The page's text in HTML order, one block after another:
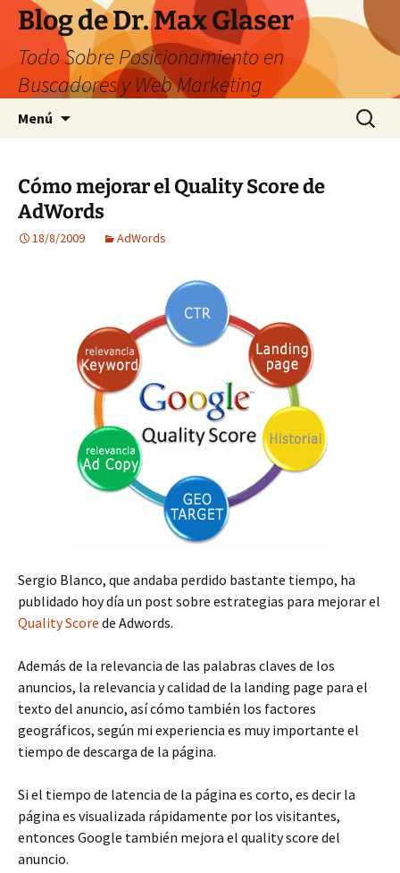
Saltar
contenido
Blog de Dr. Max Glaser
Todo Sobre Posicionamiento en
Buscadores y Web Marketing
Menú Buscar:
Cómo mejorar el Quality Score de
AdWords
18/8/2009 AdWords
Sergio Blanco, que andaba perdido bastante tiempo, ha
publidado hoy día un post sobre estrategias para mejorar el
Quality Score de Adwords.
Además de la relevancia de las palabras claves de los
anuncios, la relevancia y calidad de la landing page para el
texto del anuncio, así cómo también los factores
geográficos, según mi experiencia es muy importante el
tiempo de descarga de la página.
Si el tiempo de latencia de la página es corto, es decir la
página es visualizada rápidamente por los visitantes,
entonces Google también mejora el quality score del
anuncio.